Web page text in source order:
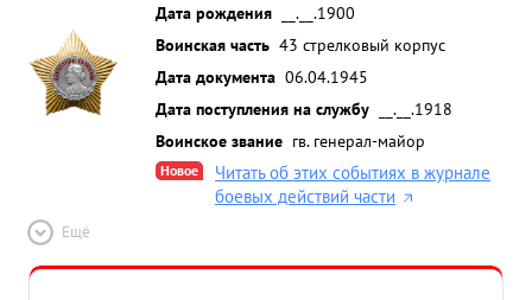
Дата рождения
__.__.1900
Воинская часть 43 стрелковый корпус
Дата документа 06.04.1945
Дата поступления на службу
__.__.1918
Воинское звание гв. генерал-майор
Новое
Читать об этих событиях в журнале
боевых действий части
Ещё